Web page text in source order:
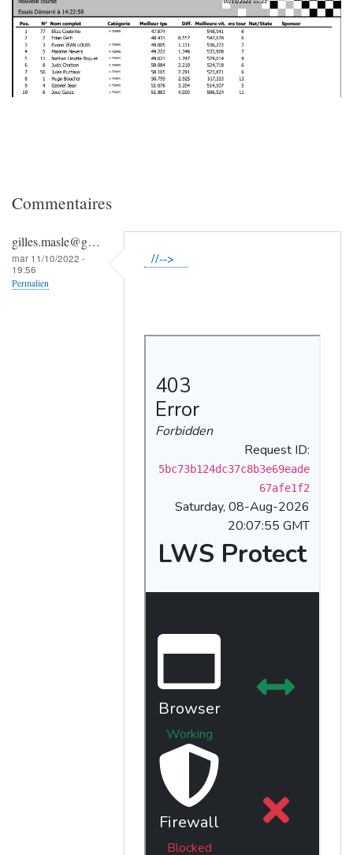
Commentaires
gilles.masle@g…
mar 11/10/2022 -
19:56
Permalien
//-->